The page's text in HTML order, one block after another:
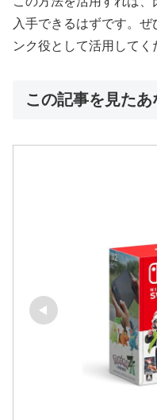
入手できるはずです。
ンク役として活用してく
この記事を見た